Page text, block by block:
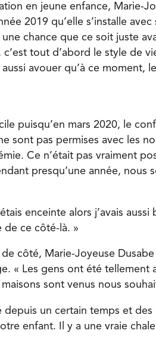
en jeune enfance, Marie-
2019 qu’elle s’installe
chance que ce soit juste
c’est tout d’abord le style de
avouer qu’à ce moment,
puisqu’en mars 2020, le
sont pas permises avec les
Ce n’était pas vraiment
presqu’une année, nous
enceinte alors j’avais
de ce côté-là. »
de côté, Marie-Joyeuse
« Les gens ont été tellement
sont venus nous
depuis un certain temps et
enfant. Il y a une vraie